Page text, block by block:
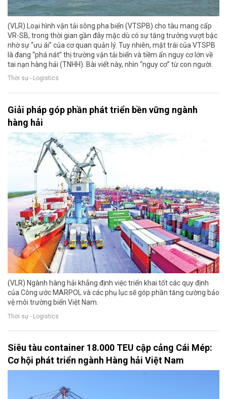
(VLR) Loại hình vận tải sông pha biển (VTSPB) cho tàu mang cấp
VR-SB, trong thời gian gần đây mặc dù có sự tăng trưởng vượt bậc
nhờ sự “ưu ái” của cơ quan quản lý. Tuy nhiên, mặt trái của VTSPB
là đang “phá nát” thị trường vận tải biển và tiềm ẩn nguy cơ lớn về
tai nạn hàng hải (TNHH). Bài viết này, nhìn “nguy cơ” từ con người.
Thời sự - Logistics
Giải pháp góp phần phát triển bền vững ngành
hàng hải
(VLR) Ngành hàng hải khẳng định việc triển khai tốt các quy định
của Công ước MARPOL và các phụ lục sẽ góp phần tăng cường bảo
vệ môi trường biển Việt Nam.
Thời sự - Logistics
Siêu tàu container 18.000 TEU cập cảng Cái Mép:
Cơ hội phát triển ngành Hàng hải Việt Nam